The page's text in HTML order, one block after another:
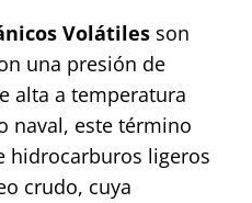
Volátilesson
una presión de
alta a temperatura
naval, este término
hidrocarburos ligeros
crudo, cuya